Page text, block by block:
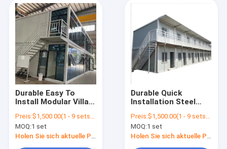
Produits
Über uns
Kontakt
Vorgefertigtes Modulhaus
Durable Easy To
Install Modular Villa
Container Prefab
Prefab Homes
Preis:$1,500.00(1 - 9 sets) $1,400.00(10 - 19 sets) $1,200.00(>=20 sets)
MOQ:1 set
Holen Sie sich aktuelle Preis
Durable Quick
Installation Steel
Prefab Houses
Europe 3 Bedroom
Prefab House
Preis:$1,500.00(1 - 9 sets) $1,400.00(10 - 19 sets) $1,200.00(>=20 sets)
MOQ:1 set
Holen Sie sich aktuelle Preis